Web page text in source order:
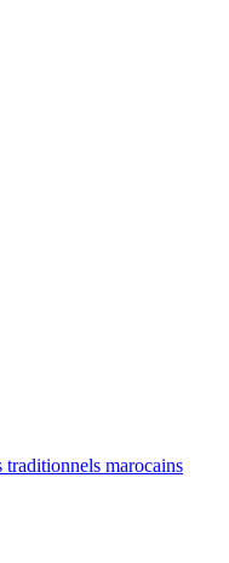
marocains